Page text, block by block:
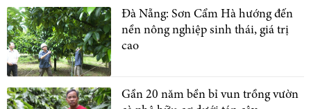
Đà Nẵng: Sơn Cẩm Hà hướng đến
nền nông nghiệp sinh thái, giá trị
cao
Gần 20 năm bền bỉ vun trồng vườn